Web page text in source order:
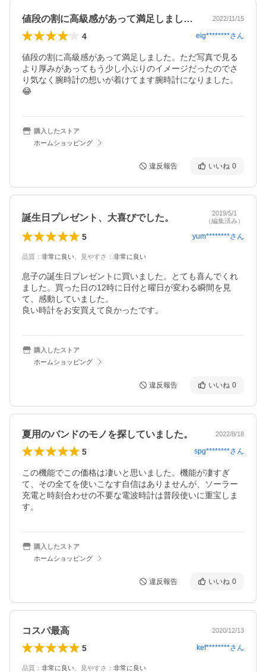
値段の割に高級感があって満足しました。… 2022/11/15
4 eig********さん
値段の割に高級感があって満足しました。ただ写真で見る
より厚みがあってもう少し小ぶりのイメージだったのでさ
り気なく腕時計の想いが着けてます腕時計になりました。
😂
購入したストア
ホームショッピング
違反報告 いいね 0
誕生日プレゼント、大喜びでした。
2019/5/1
（編集済み）
5 yum********さん
品質 ： 非常に良い 見やすさ ： 非常に良い
息子の誕生日プレゼントに買いました。とても喜んでくれ
ました。買った日の12時に日付と曜日が変わる瞬間を見
て、感動していました。
良い時計をお安買えて良かったです。
購入したストア
ホームショッピング
違反報告 いいね 0
夏用のバンドのモノを探していました。 2022/8/18
5 spg********さん
この機能でこの価格は凄いと思いました。機能が凄すぎ
て、その全てを使いこなす自信はありませんが、ソーラー
充電と時刻合わせの不要な電波時計は普段使いに重宝しま
す。
購入したストア
ホームショッピング
違反報告 いいね 0
コスパ最高 2020/12/13
5 kef********さん
品質 ： 非常に良い 見やすさ ： 非常に良い